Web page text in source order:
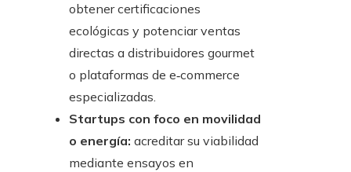
obtener certificaciones
ecológicas y potenciar ventas
directas a distribuidores gourmet
o plataformas de e‑commerce
especializadas.
Startups con foco en movilidad
o energía: acreditar su viabilidad
mediante ensayos en